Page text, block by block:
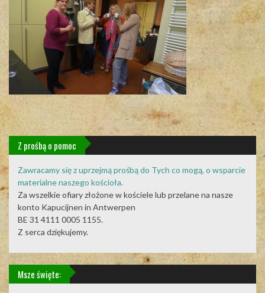
Z prośbą o pomoc
Zawracamy się z uprzejmą prośbą do Tych co mogą, o wsparcie
materialne naszego kościoła.
Za wszelkie ofiary złożone w kościele lub przelane na nasze
konto Kapucijnen in Antwerpen
BE 31 4111 0005 1155.
Z serca dziękujemy.
Msze święte: